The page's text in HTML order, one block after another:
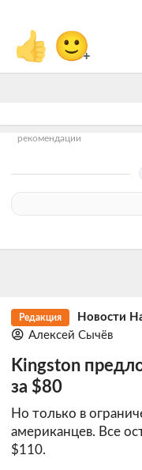
👍 🙂+
рекомендации
Редакция Новости
Алексей Сычёв
Kingston
за $80
Но только в
американцев. Все
$110.